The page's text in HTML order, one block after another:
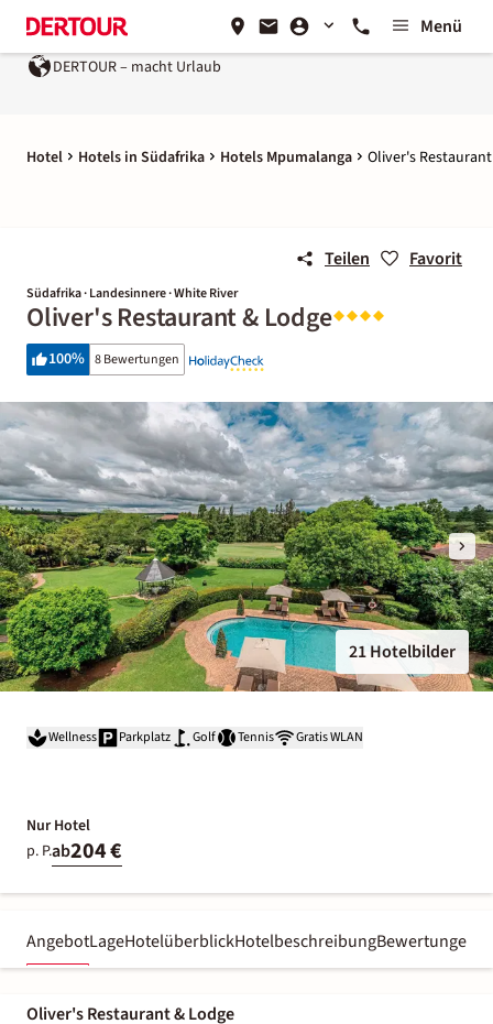
Menü
DERTOUR – macht Urlaub
Hotel Hotels in Südafrika Hotels Mpumalanga Oliver's
Teilen Favorit
Südafrika · Landesinnere · White River
Oliver's Restaurant & Lodge
100% 8 Bewertungen
21 Hotelbilder
Wellness Parkplatz Golf Tennis Gratis WLAN
Nur Hotel
p. P.ab204 €
AngebotLageHotelüberblickHotelbeschreibungBewertungen
Oliver's Restaurant & Lodge